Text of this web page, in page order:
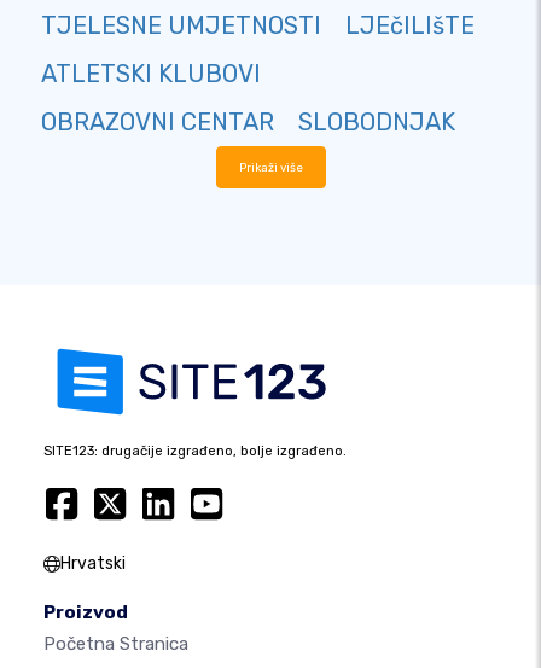
TJELESNE UMJETNOSTI
LJEčILIšTE
ATLETSKI KLUBOVI
OBRAZOVNI CENTAR
SLOBODNJAK
Prikaži više
SITE123: drugačije izgrađeno, bolje izgrađeno.
Hrvatski
Proizvod
Početna Stranica